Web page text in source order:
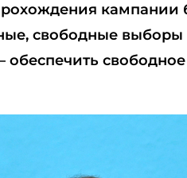
кампании
свободные
обеспечить